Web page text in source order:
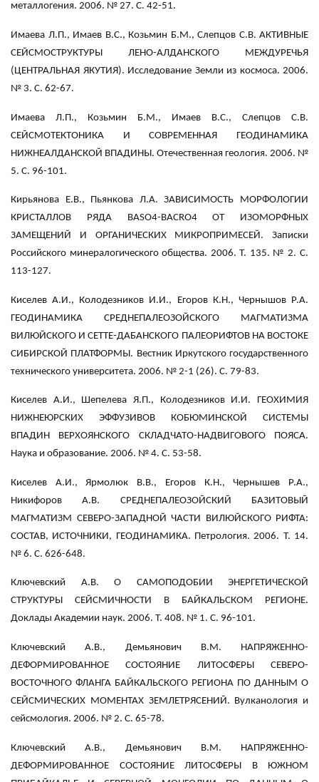
металлогения. 2006. № 27. С. 42-51.
Имаева Л.П., Имаев В.С., Козьмин Б.М., Слепцов С.В. АКТИВНЫЕ
СЕЙСМОСТРУКТУРЫ ЛЕНО-АЛДАНСКОГО МЕЖДУРЕЧЬЯ
(ЦЕНТРАЛЬНАЯ ЯКУТИЯ). Исследование Земли из космоса. 2006.
№ 3. С. 62-67.
Имаева Л.П., Козьмин Б.М., Имаев В.С., Слепцов С.В.
СЕЙСМОТЕКТОНИКА И СОВРЕМЕННАЯ ГЕОДИНАМИКА
НИЖНЕАЛДАНСКОЙ ВПАДИНЫ. Отечественная геология. 2006. №
5. С. 96-101.
Кирьянова Е.В., Пьянкова Л.А. ЗАВИСИМОСТЬ МОРФОЛОГИИ
КРИСТАЛЛОВ РЯДА BASO4-ВАСRО4 ОТ ИЗОМОРФНЫХ
ЗАМЕЩЕНИЙ И ОРГАНИЧЕСКИХ МИКРОПРИМЕСЕЙ. Записки
Российского минералогического общества. 2006. Т. 135. № 2. С.
113-127.
Киселев А.И., Колодезников И.И., Егоров К.Н., Чернышов Р.А.
ГЕОДИНАМИКА СРЕДНЕПАЛЕОЗОЙСКОГО МАГМАТИЗМА
ВИЛЮЙСКОГО И СЕТТЕ-ДАБАНСКОГО ПАЛЕОРИФТОВ НА ВОСТОКЕ
СИБИРСКОЙ ПЛАТФОРМЫ. Вестник Иркутского государственного
технического университета. 2006. № 2-1 (26). С. 79-83.
Киселев А.И., Шепелева Я.П., Колодезников И.И. ГЕОХИМИЯ
НИЖНЕЮРСКИХ ЭФФУЗИВОВ КОБЮМИНСКОЙ СИСТЕМЫ
ВПАДИН ВЕРХОЯНСКОГО СКЛАДЧАТО-НАДВИГОВОГО ПОЯСА.
Наука и образование. 2006. № 4. С. 53-58.
Киселев А.И., Ярмолюк В.В., Егоров К.Н., Чернышев Р.А.,
Никифоров А.В. СРЕДНЕПАЛЕОЗОЙСКИЙ БАЗИТОВЫЙ
МАГМАТИЗМ СЕВЕРО-ЗАПАДНОЙ ЧАСТИ ВИЛЮЙСКОГО РИФТА:
СОСТАВ, ИСТОЧНИКИ, ГЕОДИНАМИКА. Петрология. 2006. Т. 14.
№ 6. С. 626-648.
Ключевский А.В. О САМОПОДОБИИ ЭНЕРГЕТИЧЕСКОЙ
СТРУКТУРЫ СЕЙСМИЧНОСТИ В БАЙКАЛЬСКОМ РЕГИОНЕ.
Доклады Академии наук. 2006. Т. 408. № 1. С. 96-101.
Ключевский А.В., Демьянович В.М. НАПРЯЖЕННО-
ДЕФОРМИРОВАННОЕ СОСТОЯНИЕ ЛИТОСФЕРЫ СЕВЕРО-
ВОСТОЧНОГО ФЛАНГА БАЙКАЛЬСКОГО РЕГИОНА ПО ДАННЫМ О
СЕЙСМИЧЕСКИХ МОМЕНТАХ ЗЕМЛЕТРЯСЕНИЙ. Вулканология и
сейсмология. 2006. № 2. С. 65-78.
Ключевский А.В., Демьянович В.М. НАПРЯЖЕННО-
ДЕФОРМИРОВАННОЕ СОСТОЯНИЕ ЛИТОСФЕРЫ В ЮЖНОМ